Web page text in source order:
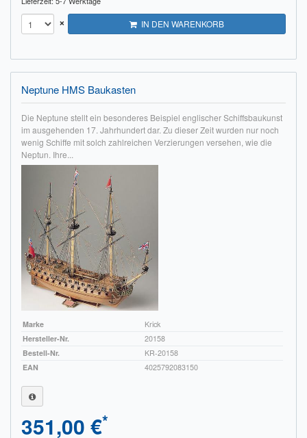
× IN DEN WARENKORB
Neptune HMS Baukasten
Die Neptune stellt ein besonderes Beispiel englischer Schiffsbaukunst
im ausgehenden 17. Jahrhundert dar. Zu dieser Zeit wurden nur noch
wenig Schiffe mit solch zahlreichen Verzierungen versehen, wie die
Neptun. Ihre...
Marke
Krick
Hersteller-Nr.
20158
Bestell-Nr.
KR-20158
EAN
4025792083150
351,00 €*